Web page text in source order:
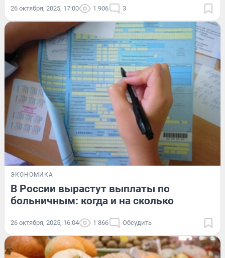
26 октября, 2025, 17:00 1 906 3
ЭКОНОМИКА
В России вырастут выплаты по
больничным: когда и на сколько
26 октября, 2025, 16:04 1 866 Обсудить